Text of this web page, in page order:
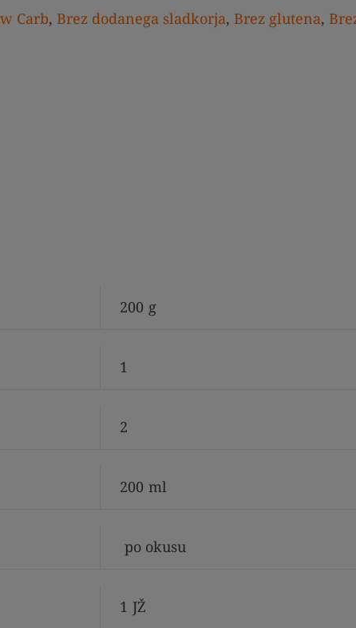
Carb, Brez dodanega sladkorja, Brez glutena,
200 g
1
2
200 ml
po okusu
1 JŽ